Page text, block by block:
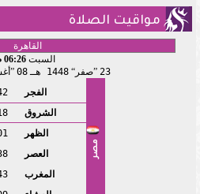
مواقيت الصلاة
السبت 06:26 صـ
23
صفر 1448 هـ 08
مصر
الفجر
الشروق
الظهر
العصر
المغرب